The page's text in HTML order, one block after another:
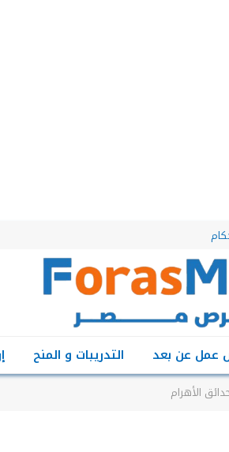
عمل عن بعد التدريبات و المنح
الأهرام